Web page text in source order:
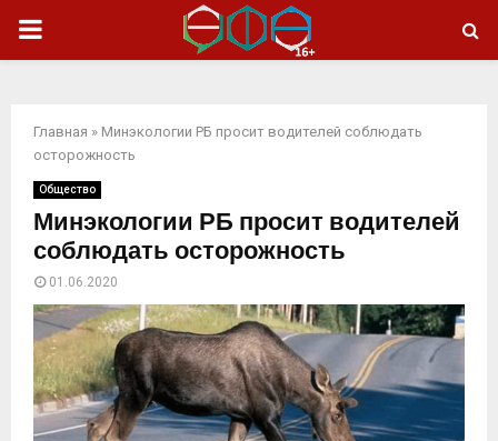
ОСНОВНОЕ
Главная » Минэкологии РБ просит водителей соблюдать
осторожность
Общество
Минэкологии РБ просит водителей
соблюдать осторожность
01.06.2020